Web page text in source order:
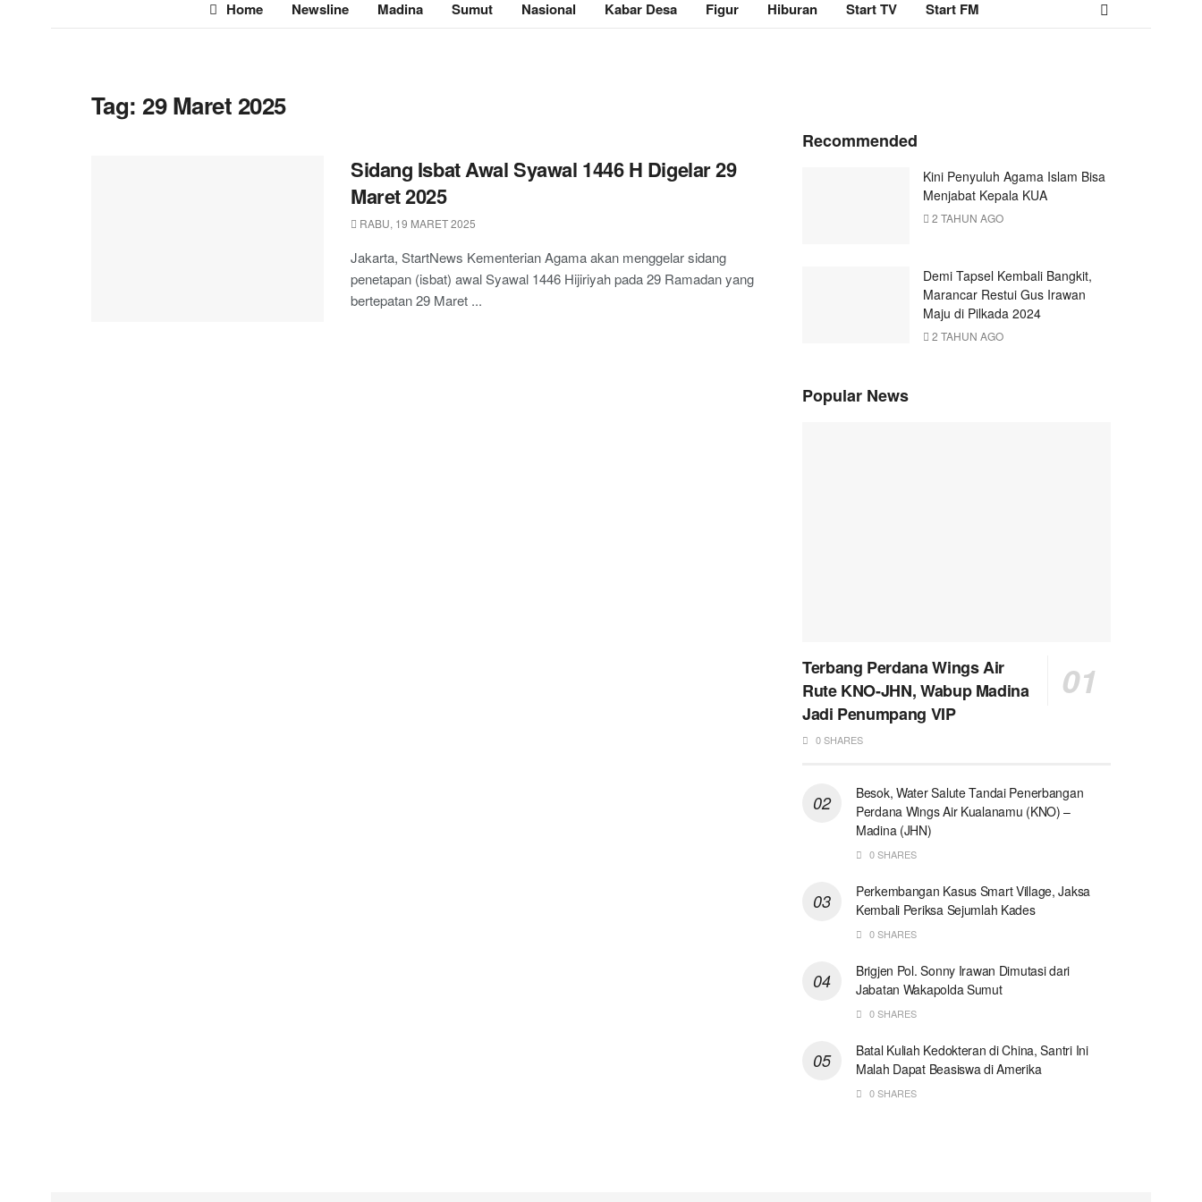
Home Newsline Madina Sumut Nasional Kabar Desa Figur Hiburan Start TV Start FM
Tag:29 Maret 2025
Sidang Isbat Awal Syawal 1446 H Digelar 29
Maret 2025
RABU, 19 MARET 2025
Jakarta, StartNews Kementerian Agama akan menggelar sidang
penetapan (isbat) awal Syawal 1446 Hijiriyah pada 29 Ramadan yang
bertepatan 29 Maret ...
Recommended
Kini Penyuluh Agama Islam Bisa
Menjabat Kepala KUA
2 TAHUN AGO
Demi Tapsel Kembali Bangkit,
Marancar Restui Gus Irawan
Maju di Pilkada 2024
2 TAHUN AGO
Popular News
Terbang Perdana Wings Air
Rute KNO-JHN, Wabup Madina
Jadi Penumpang VIP
0 SHARES
Besok, Water Salute Tandai Penerbangan
Perdana Wings Air Kualanamu (KNO) –
Madina (JHN)
0 SHARES
Perkembangan Kasus Smart Village, Jaksa
Kembali Periksa Sejumlah Kades
0 SHARES
Brigjen Pol. Sonny Irawan Dimutasi dari
Jabatan Wakapolda Sumut
0 SHARES
Batal Kuliah Kedokteran di China, Santri Ini
Malah Dapat Beasiswa di Amerika
0 SHARES